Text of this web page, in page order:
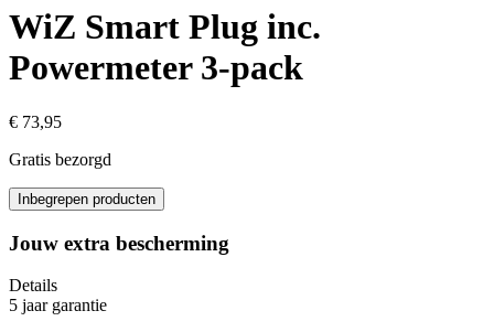
WiZ Smart Plug inc.
Powermeter 3-pack
€ 73,95
Gratis bezorgd
Inbegrepen producten
Jouw extra bescherming
Details
5 jaar garantie